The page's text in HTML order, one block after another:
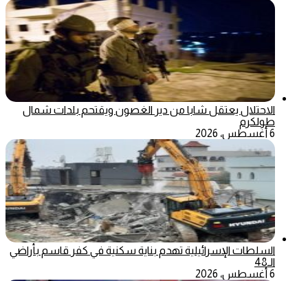
الاحتلال يعتقل شابا من دير الغصون ويقتحم بلدات شمال
طولكرم
6 أغسطس، 2026
السلطات الإسرائيلية تهدم بناية سكنية في كفر قاسم بأراضي
الـ48
6 أغسطس، 2026